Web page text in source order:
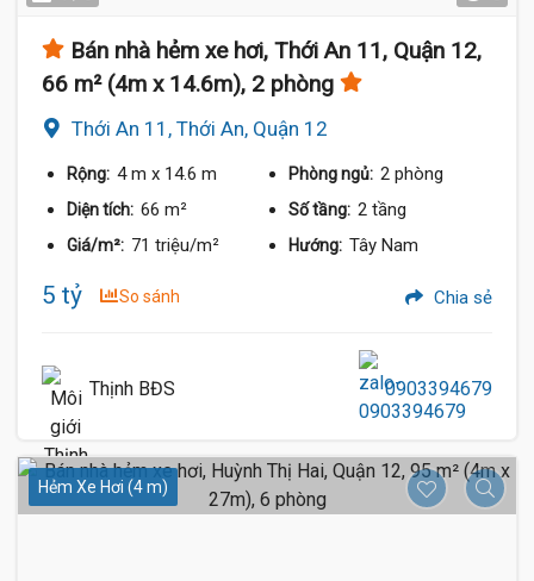
Bán nhà hẻm xe hơi, Thới An 11, Quận 12,
66 m² (4m x 14.6m), 2 phòng
Thới An 11, Thới An, Quận 12
Rộng: 4 m x 14.6 m Phòng ngủ: 2 phòng
Diện tích: 66 m² Số tầng: 2 tầng
Giá/m²: 71 triệu/m² Hướng: Tây Nam
5 tỷ So sánh Chia sẻ
Thịnh BĐS 0903394679
Hẻm Xe Hơi (4 m)